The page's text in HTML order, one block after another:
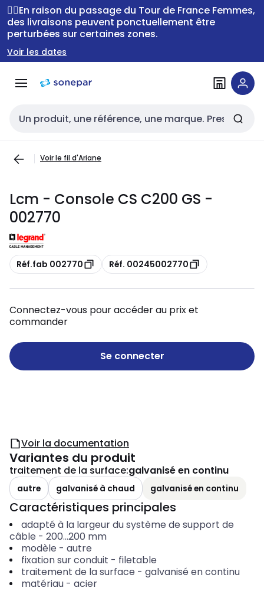
Passer à la
navigation
Passer
au
contenu
🚴‍♂️En raison du passage du Tour de France Femmes,
des livraisons peuvent ponctuellement être
perturbées sur certaines zones.
Voir les dates
Entrée de recherche
Voir le fil d'Ariane
Lcm - Console CS C200 GS -
002770
Copie
Réf.fab 002770 Copie
Réf. 00245002770
Connectez-vous pour accéder au prix et
commander
Se connecter
Voir la documentation
Variantes du produit
traitement de la surface:galvanisé en continu
autre galvanisé à chaud galvanisé en continu
Caractéristiques principales
adapté à la largeur du système de support de
câble - 200...200 mm
modèle - autre
fixation sur conduit - filetable
traitement de la surface - galvanisé en continu
matériau- acier